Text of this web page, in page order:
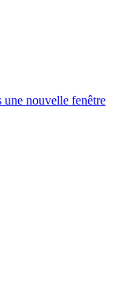
une nouvelle fenêtre